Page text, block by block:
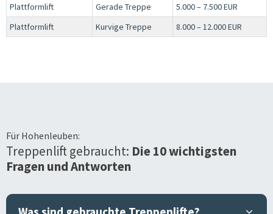
Plattformlift
Gerade Treppe
5.000 – 7.500 EUR
Plattformlift
Kurvige Treppe 8.000 – 12.000 EUR
Für Hohenleuben:
Treppenlift gebraucht: Die 10 wichtigsten
Fragen und Antworten